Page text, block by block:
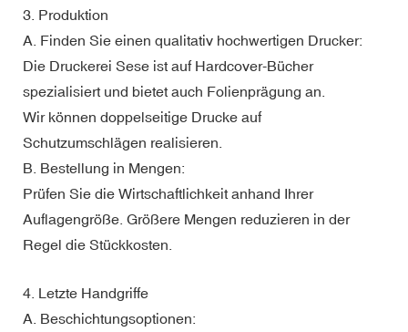
3. Produktion
A. Finden Sie einen qualitativ hochwertigen Drucker:
Die Druckerei Sese ist auf Hardcover-Bücher
spezialisiert und bietet auch Folienprägung an.
Wir können doppelseitige Drucke auf
Schutzumschlägen realisieren.
B. Bestellung in Mengen:
Prüfen Sie die Wirtschaftlichkeit anhand Ihrer
Auflagengröße. Größere Mengen reduzieren in der
Regel die Stückkosten.
4. Letzte Handgriffe
A. Beschichtungsoptionen: